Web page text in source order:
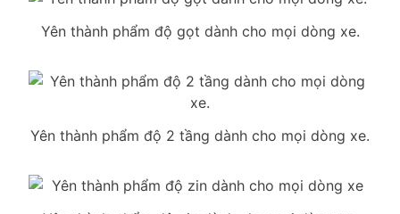
Yên thành phẩm độ gọt dành cho mọi dòng xe.
Yên thành phẩm độ 2 tầng dành cho mọi dòng xe.